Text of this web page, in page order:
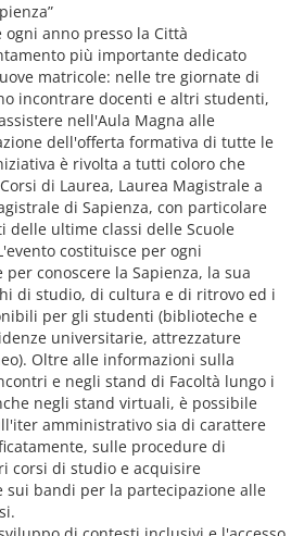
anno presso la Città
più importante dedicato
matricole: nelle tre giornate di
incontrare docenti e altri studenti,
nell'Aula Magna alle
dell'offerta formativa di tutte le
è rivolta a tutti coloro che
di Laurea, Laurea Magistrale a
di Sapienza, con particolare
delle ultime classi delle Scuole
costituisce per ogni
conoscere la Sapienza, la sua
di studio, di cultura e di ritrovo ed i
per gli studenti (biblioteche e
universitarie, attrezzature
Oltre alle informazioni sulla
e negli stand di Facoltà lungo i
negli stand virtuali, è possibile
amministrativo sia di carattere
sulle procedure di
corsi di studio e acquisire
sui bandi per la partecipazione alle